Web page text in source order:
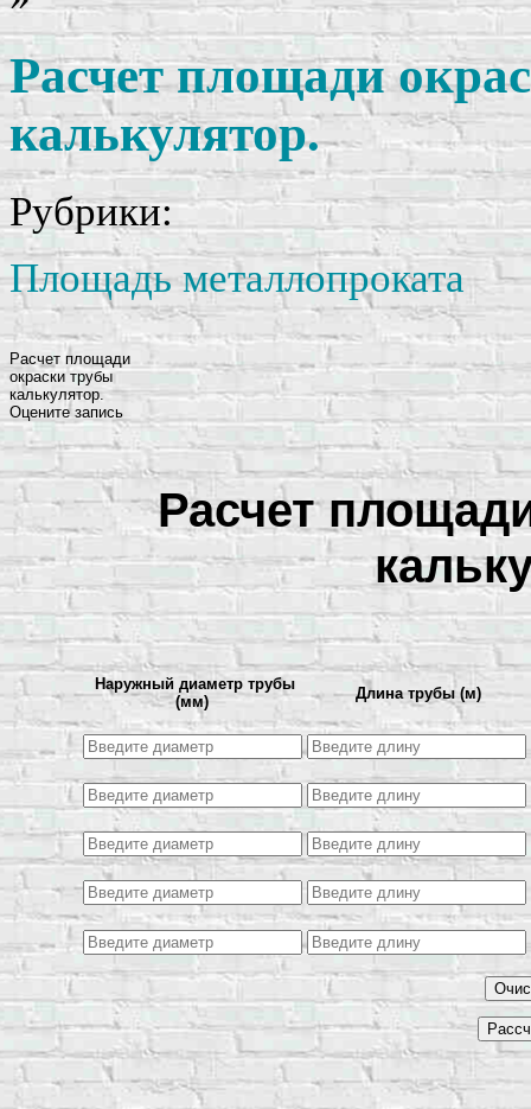
Расчет площади
калькулятор.
Рубрики:
Площадь металлопроката
Расчет площади
окраски трубы
калькулятор.
Оцените запись
Расчет
Наружный диаметр трубы
(мм)
Длина трубы (м)